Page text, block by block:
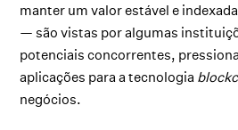
manter um valor estável e
— são vistas por algumas
potenciais concorrentes,
aplicações para a tecnologia
negócios.